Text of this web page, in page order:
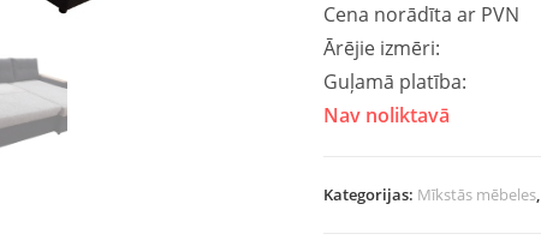
Cena norādīta ar PVN
Ārējie izmēri:
Guļamā platība:
Nav noliktavā
Kategorijas: Mīkstās mēbeles,